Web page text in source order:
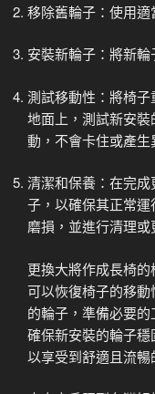
移除舊輪子：使用適
安裝新輪子：將新
測試移動性：將椅
地面上，測試新安
動，不會卡住或產生
清潔和保養：在完
子，以確保其正常
磨損，並進行清理或
更換大將作成長椅的
可以恢復椅子的移
的輪子，準備必要
確保新安裝的輪子
以享受到舒適且流暢